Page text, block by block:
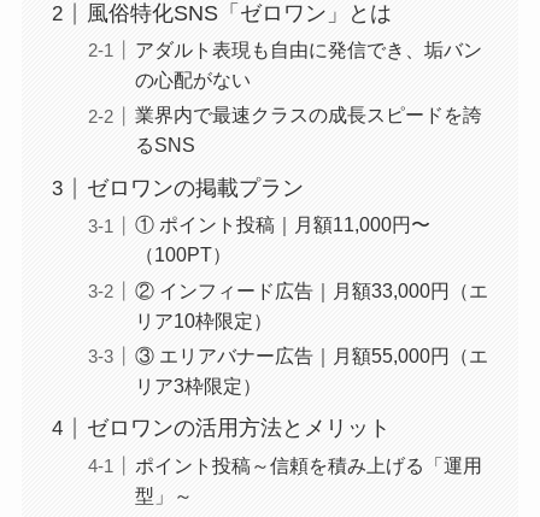
風俗特化SNS「ゼロワン」とは
アダルト表現も自由に発信でき、垢バン
の心配がない
業界内で最速クラスの成長スピードを誇
るSNS
ゼロワンの掲載プラン
① ポイント投稿｜月額11,000円〜
（100PT）
② インフィード広告｜月額33,000円（エ
リア10枠限定）
③ エリアバナー広告｜月額55,000円（エ
リア3枠限定）
ゼロワンの活用方法とメリット
ポイント投稿～信頼を積み上げる「運用
型」～